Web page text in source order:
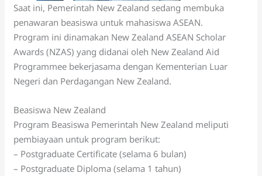
Saat ini, Pemerintah New Zealand sedang membuka
penawaran beasiswa untuk mahasiswa ASEAN.
Program ini dinamakan New Zealand ASEAN Scholar
Awards (NZAS) yang didanai oleh New Zealand Aid
Programmee bekerjasama dengan Kementerian Luar
Negeri dan Perdagangan New Zealand.
Beasiswa New Zealand
Program Beasiswa Pemerintah New Zealand meliputi
pembiayaan untuk program berikut:
– Postgraduate Certificate (selama 6 bulan)
– Postgraduate Diploma (selama 1 tahun)